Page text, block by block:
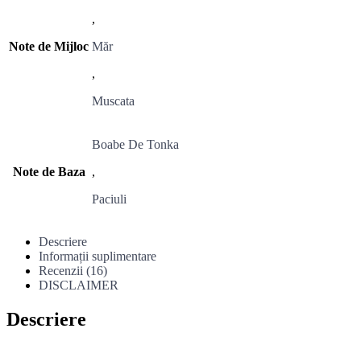
Note de Mijloc
,
Măr
,
Muscata
Note de Baza
Boabe De Tonka
,
Paciuli
Descriere
Informații suplimentare
Recenzii (16)
DISCLAIMER
Descriere